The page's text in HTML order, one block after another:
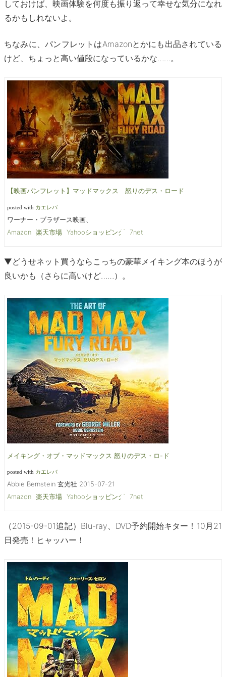
しておけば、映画体験を何度も振り返って幸せな気分になれ
るかもしれないよ。
ちなみに、パンフレットはAmazonとかにも出品されている
けど、ちょっと高い値段になっているかな……。
【映画パンフレット】マッドマックス 怒りのデス・ロード
posted with カエレバ
ワーナー・ブラザース映画、
Amazon 楽天市場 Yahooショッピング 7net
▼どうせネット買うならこっちの豪華メイキング本のほうが
良いかも（さらに高いけど……）。
メイキング・オブ・マッドマックス 怒りのデス・ロ-ド
posted with カエレバ
Abbie Bernstein 玄光社 2015-07-21
Amazon 楽天市場 Yahooショッピング 7net
（2015-09-01追記）Blu-ray、DVD予約開始キター！10月21
日発売！ヒャッハー！